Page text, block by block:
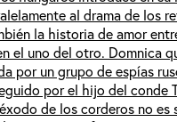
al drama de los
la historia de amor
el uno del otro. Domnica
por un grupo de espías
por el hijo del conde
de los corderos no es